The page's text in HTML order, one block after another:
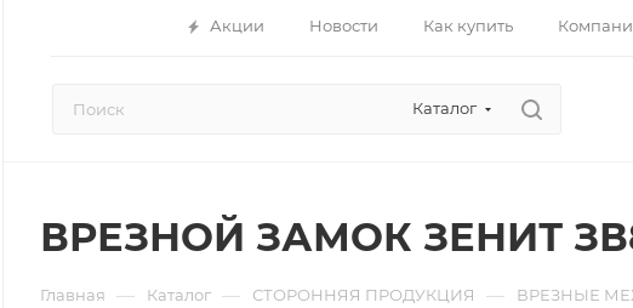
Акции Новости Как купить
Каталог
ВРЕЗНОЙ ЗАМОК ЗЕНИТ
Главная — Каталог — СТОРОННЯЯ ПРОДУКЦИЯ — ВРЕЗНЫЕ